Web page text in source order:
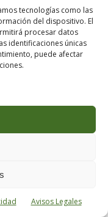
tecnologías como las
del dispositivo. El
procesar datos
identificaciones únicas
puede afectar
Avisos Legales